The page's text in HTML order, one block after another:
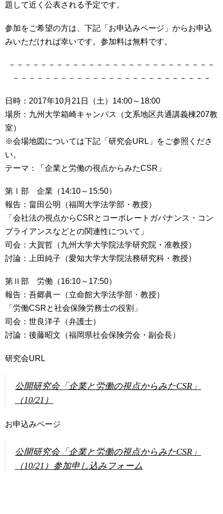
題して近く公表される予定です。
参加をご希望の方は、下記「お申込みページ」からお申込
みいただければ幸いです。参加料は無料です。
－－－－－－－－－－－－－－－－－－－－－－－－－－
－－－－－－－－－－－－－－－－－－－－－－－－－
日時：2017年10月21日（土）14:00～18:00
場所：九州大学箱崎キャンパス（文系地区共通講義棟207教
室）
※会場地図については下記「研究会URL」をご参照くださ
い。
テーマ：「企業と労働の視点からみたCSR」
第Ⅰ部 企業（14:10～15:50）
報告：畠田公明（福岡大学法学部・教授）
「会社法の視点からCSRとコーポレートガバナンス・コン
プライアンスなどとの関連性について」
司会：大賀哲（九州大学大学院法学研究院・准教授）
討論：上田純子（愛知大学大学院法務研究科・教授）
第Ⅱ部 労働（16:10～17:50）
報告：吾郷眞一（立命館大学法学部・教授）
「労働CSRと社会保険労務士の役割」
司会：世良洋子（弁護士）
討論：後藤昭文（福岡県社会保険労会・副会長）
研究会URL
公開研究会「企業と労働の視点からみたCSR」
（10/21）
お申込みページ
公開研究会「企業と労働の視点からみたCSR」
（10/21）参加申し込みフォーム